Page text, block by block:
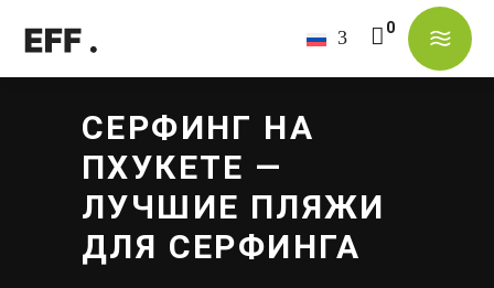
СЕРФИНГ НА
ПХУКЕТЕ —
ЛУЧШИЕ ПЛЯЖИ
ДЛЯ СЕРФИНГА